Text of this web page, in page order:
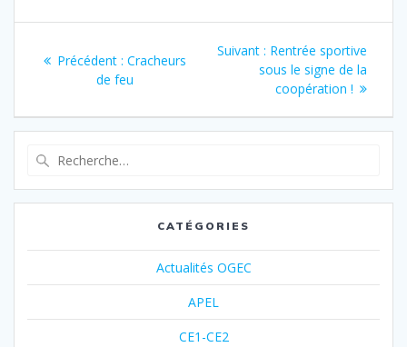
o
k
g
r
Précédent : Cracheurs
de feu
Suivant : Rentrée sportive
sous le signe de la
coopération !
CATÉGORIES
Actualités OGEC
APEL
CE1-CE2